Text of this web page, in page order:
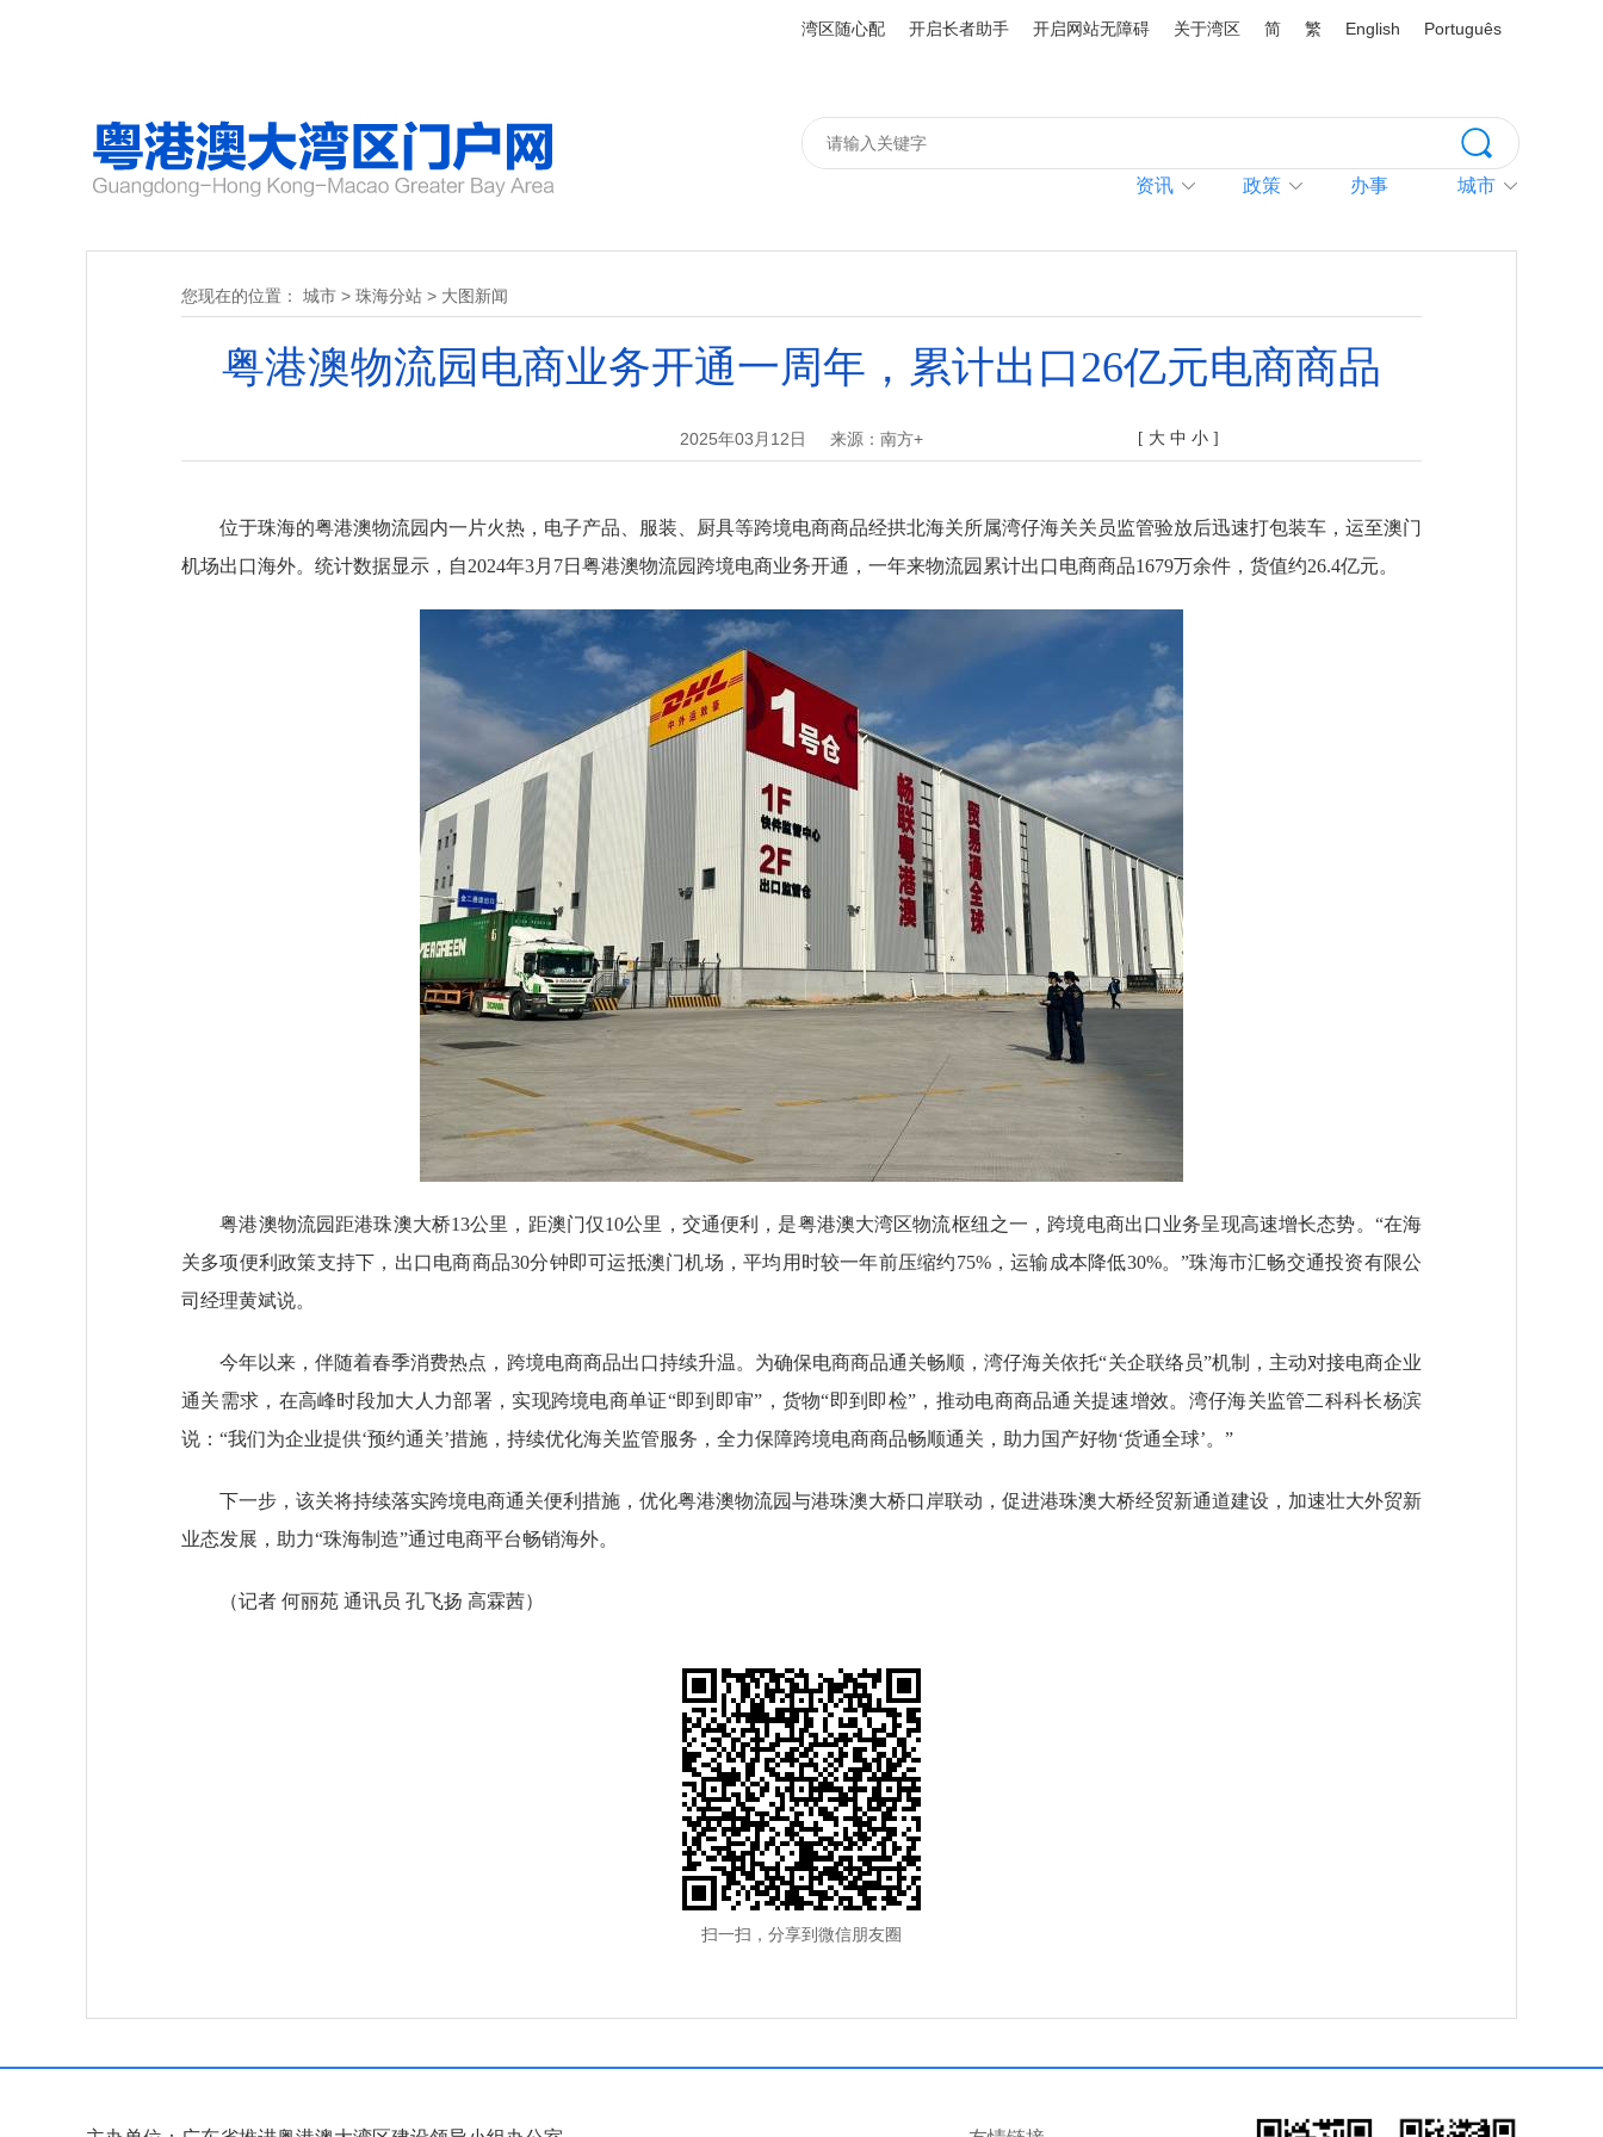
湾区随心配 开启长者助手 开启网站无障碍 关于湾区 简 繁 English Português
资讯 政策 办事 城市
您现在的位置： 城市 > 珠海分站 > 大图新闻
粤港澳物流园电商业务开通一周年，累计出口26亿元电商商品
2025年03月12日 来源：南方+ [ 大 中 小 ]
位于珠海的粤港澳物流园内一片火热，电子产品、服装、厨具等跨境电商商品经拱北海关所属湾仔海关关员监管验放后迅速打包装车，运至澳门
机场出口海外。统计数据显示，自2024年3月7日粤港澳物流园跨境电商业务开通，一年来物流园累计出口电商商品1679万余件，货值约26.4亿元。
粤港澳物流园距港珠澳大桥13公里，距澳门仅10公里，交通便利，是粤港澳大湾区物流枢纽之一，跨境电商出口业务呈现高速增长态势。“在海
关多项便利政策支持下，出口电商商品30分钟即可运抵澳门机场，平均用时较一年前压缩约75%，运输成本降低30%。”珠海市汇畅交通投资有限公
司经理黄斌说。
今年以来，伴随着春季消费热点，跨境电商商品出口持续升温。为确保电商商品通关畅顺，湾仔海关依托“关企联络员”机制，主动对接电商企业
通关需求，在高峰时段加大人力部署，实现跨境电商单证“即到即审”，货物“即到即检”，推动电商商品通关提速增效。湾仔海关监管二科科长杨滨
说：“我们为企业提供‘预约通关’措施，持续优化海关监管服务，全力保障跨境电商商品畅顺通关，助力国产好物‘货通全球’。”
下一步，该关将持续落实跨境电商通关便利措施，优化粤港澳物流园与港珠澳大桥口岸联动，促进港珠澳大桥经贸新通道建设，加速壮大外贸新
业态发展，助力“珠海制造”通过电商平台畅销海外。
（记者 何丽苑 通讯员 孔飞扬 高霖茜）
扫一扫，分享到微信朋友圈